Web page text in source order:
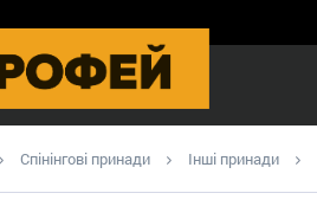
Спінінгові принади Інші принади